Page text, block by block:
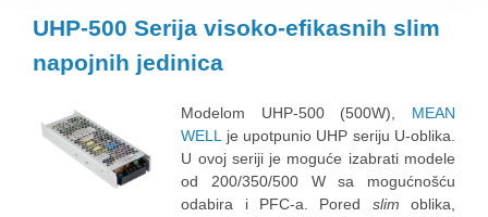
UHP-500 Serija visoko-efikasnih slim
napojnih jedinica
Modelom UHP-500 (500W), MEAN
WELL
je upotpunio UHP seriju U-oblika.
U ovoj seriji je moguće izabrati modele
od 200/350/500 W sa mogućnošću
odabira i PFC-a. Pored slimoblika,